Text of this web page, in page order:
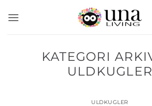
KATEGORI
ULDKUGLER
ULDKUGLER